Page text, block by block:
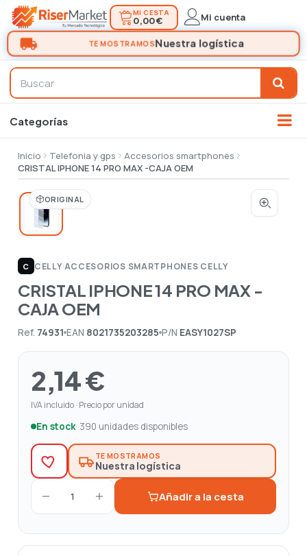
MI CESTA
0,00 € Mi cuenta
Inicio Telefonia y gps
Accesorios smartphones
CRISTAL IPHONE 14 PRO MAX -CAJA OEM
ORIGINAL
C CELLY|ACCESORIOS SMARTPHONES CELLY
CRISTAL IPHONE 14 PRO MAX -
CAJA OEM
Ref. 74931 EAN 8021735203285 P/N EASY1027SP
2,14 €
IVA incluido · Precio por unidad
En stock· 390 unidades disponibles
TE MOSTRAMOS
Nuestra logística
1 Añadir a la cesta